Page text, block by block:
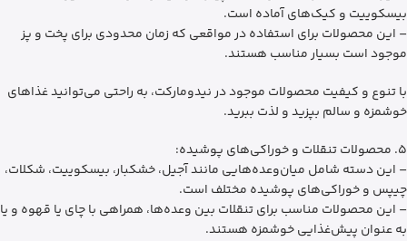
بیسکوییت و کیک‌های آماده است.
– این محصولات برای استفاده در مواقعی که زمان محدودی برای پخت و پز
موجود است بسیار مناسب هستند.
با تنوع و کیفیت محصولات موجود در نیدومارکت، به راحتی می‌توانید غذاهای
خوشمزه و سالم بپزید و لذت ببرید.
5. محصولات تنقلات و خوراکی‌های پوشیده:
– این دسته شامل میان‌وعده‌هایی مانند آجیل، خشکبار، بیسکوییت، شکلات،
چیپس و خوراکی‌های پوشیده مختلف است.
– این محصولات مناسب برای تنقلات بین وعده‌ها، همراهی با چای یا قهوه و یا
به عنوان پیش‌غذایی خوشمزه هستند.